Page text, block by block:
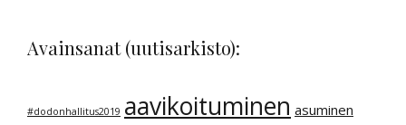
Avainsanat (uutisarkisto):
#dodonhallitus2019 aavikoituminen asuminen